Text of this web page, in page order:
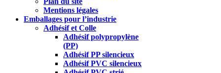
Mentions légales
Emballages pour l’industrie
Adhésif et Colle
Adhésif polypropylène
(PP)
Adhésif PP silencieux
Adhésif PVC silencieux